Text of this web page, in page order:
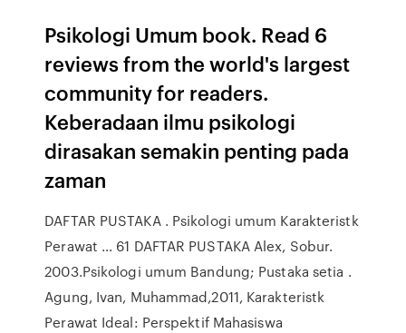
Psikologi Umum book. Read 6
reviews from the world's largest
community for readers.
Keberadaan ilmu psikologi
dirasakan semakin penting pada
zaman
DAFTAR PUSTAKA . Psikologi umum Karakteristk
Perawat … 61 DAFTAR PUSTAKA Alex, Sobur.
2003.Psikologi umum Bandung; Pustaka setia .
Agung, Ivan, Muhammad,2011, Karakteristk
Perawat Ideal: Perspektif Mahasiswa